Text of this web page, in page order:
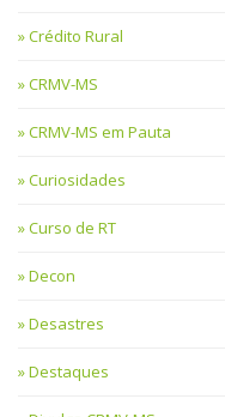
Crédito Rural
CRMV-MS
CRMV-MS em Pauta
Curiosidades
Curso de RT
Decon
Desastres
Destaques